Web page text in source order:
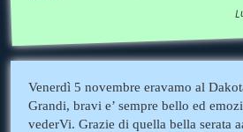
Venerdì 5 novembre eravamo al
Grandi, bravi e’ sempre bello ed
vederVi. Grazie di quella bella serata